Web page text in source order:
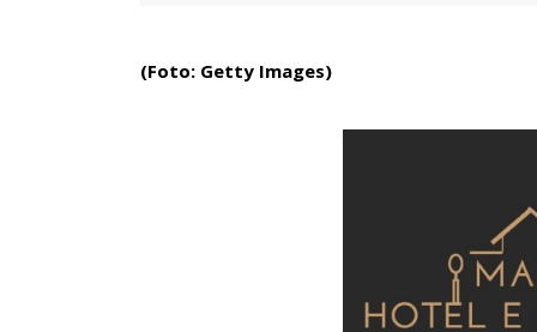
(Foto: Getty Images)